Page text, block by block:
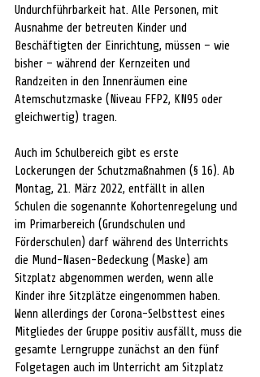
Undurchführbarkeit hat. Alle Personen, mit
Ausnahme der betreuten Kinder und
Beschäftigten der Einrichtung, müssen – wie
bisher – während der Kernzeiten und
Randzeiten in den Innenräumen eine
Atemschutzmaske (Niveau FFP2, KN95 oder
gleichwertig) tragen.
Auch im Schulbereich gibt es erste
Lockerungen der Schutzmaßnahmen (§ 16). Ab
Montag, 21. März 2022, entfällt in allen
Schulen die sogenannte Kohortenregelung und
im Primarbereich (Grundschulen und
Förderschulen) darf während des Unterrichts
die Mund-Nasen-Bedeckung (Maske) am
Sitzplatz abgenommen werden, wenn alle
Kinder ihre Sitzplätze eingenommen haben.
Wenn allerdings der Corona-Selbsttest eines
Mitgliedes der Gruppe positiv ausfällt, muss die
gesamte Lerngruppe zunächst an den fünf
Folgetagen auch im Unterricht am Sitzplatz